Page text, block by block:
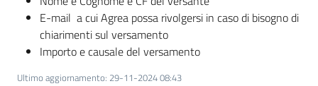
E-mail a cui Agrea possa rivolgersi in caso di bisogno di
chiarimenti sul versamento
Importo e causale del versamento
Ultimo aggiornamento: 29-11-2024 08:43